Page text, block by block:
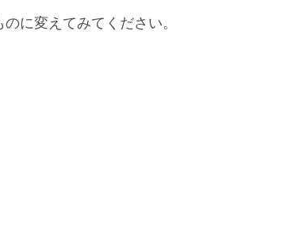
に変えてみてください。